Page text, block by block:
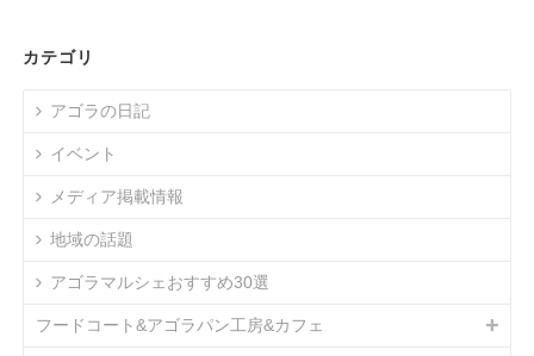
カテゴリ
アゴラの日記
イベント
メディア掲載情報
地域の話題
アゴラマルシェおすすめ30選
フードコート&アゴラパン工房&カフェ